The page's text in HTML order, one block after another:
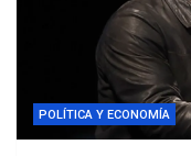
POLÍTICA Y ECONOMÍA